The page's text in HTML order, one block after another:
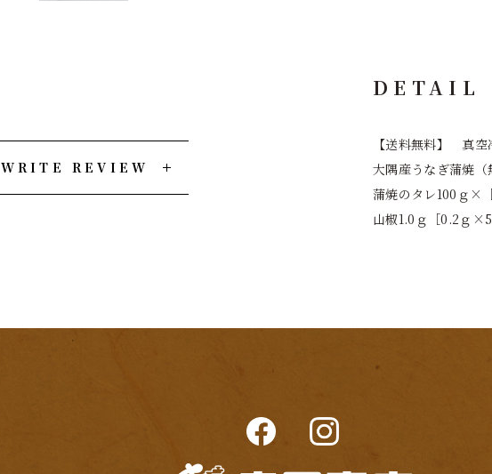
DETAIL
【送料無料】 真空
大隅産うなぎ蒲焼
蒲焼のタレ100ｇ×
山椒1.0ｇ［0.2ｇ×5
WRITE REVIEW